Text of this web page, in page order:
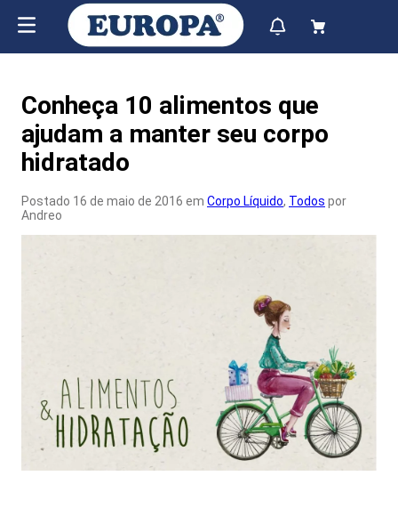
Conheça 10 alimentos que
ajudam a manter seu corpo
hidratado
Postado 16 de maio de 2016 em Corpo Líquido, Todos por
Andreo